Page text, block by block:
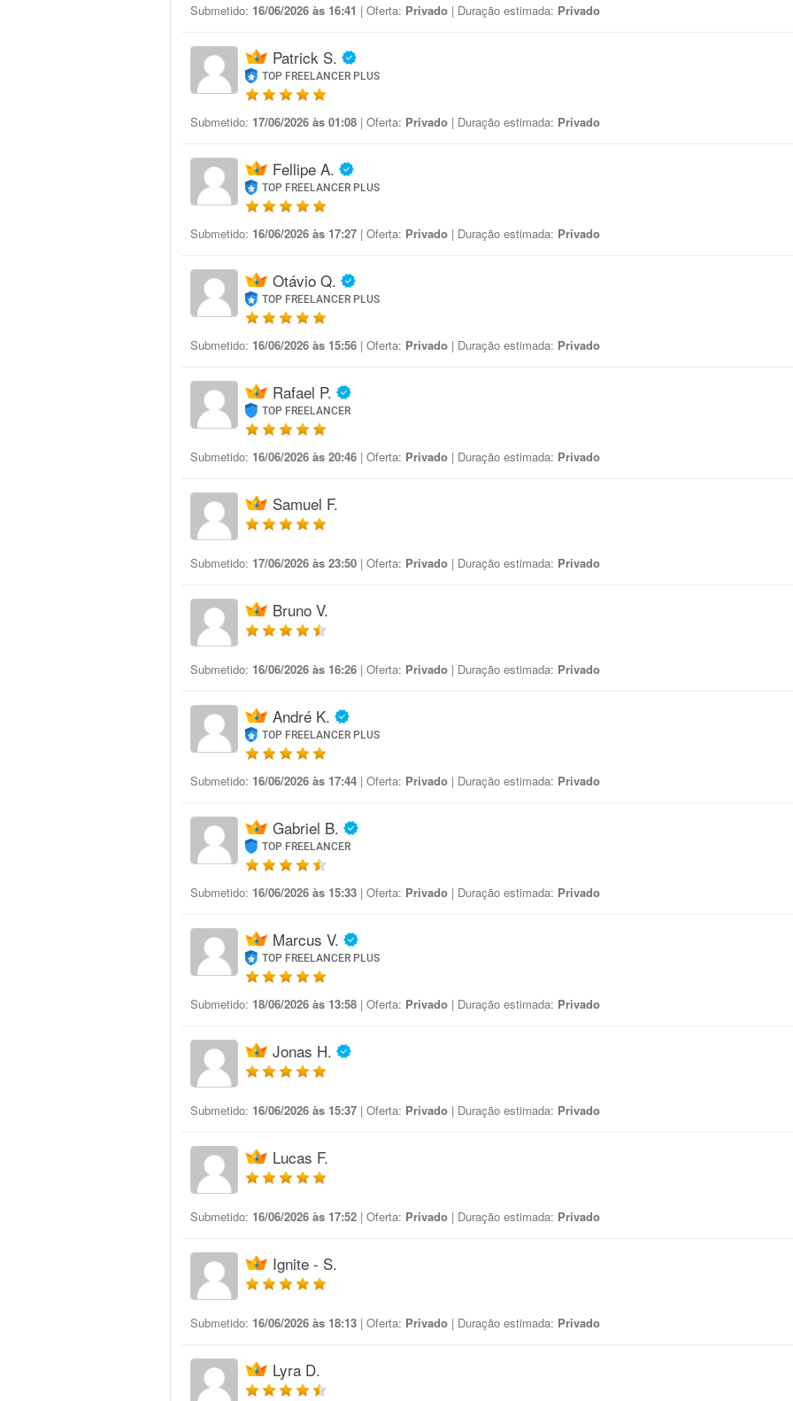
Submetido: 16/06/2026 às 16:41 | Oferta: Privado | Duração estimada: Privado
Patrick S.
TOP FREELANCER PLUS
Submetido: 17/06/2026 às 01:08 | Oferta: Privado | Duração estimada: Privado
Fellipe A.
TOP FREELANCER PLUS
Submetido: 16/06/2026 às 17:27 | Oferta: Privado | Duração estimada: Privado
Otávio Q.
TOP FREELANCER PLUS
Submetido: 16/06/2026 às 15:56 | Oferta: Privado | Duração estimada: Privado
Rafael P.
TOP FREELANCER
Submetido: 16/06/2026 às 20:46 | Oferta: Privado | Duração estimada: Privado
Samuel F.
Submetido: 17/06/2026 às 23:50 | Oferta: Privado | Duração estimada: Privado
Bruno V.
Submetido: 16/06/2026 às 16:26 | Oferta: Privado | Duração estimada: Privado
André K.
TOP FREELANCER PLUS
Submetido: 16/06/2026 às 17:44 | Oferta: Privado | Duração estimada: Privado
Gabriel B.
TOP FREELANCER
Submetido: 16/06/2026 às 15:33 | Oferta: Privado | Duração estimada: Privado
Marcus V.
TOP FREELANCER PLUS
Submetido: 18/06/2026 às 13:58 | Oferta: Privado | Duração estimada: Privado
Jonas H.
Submetido: 16/06/2026 às 15:37 | Oferta: Privado | Duração estimada: Privado
Lucas F.
Submetido: 16/06/2026 às 17:52 | Oferta: Privado | Duração estimada: Privado
Ignite - S.
Submetido: 16/06/2026 às 18:13 | Oferta: Privado | Duração estimada: Privado
Lyra D.